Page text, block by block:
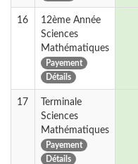
16
12ème Année
Sciences
Mathématiques
Payement
Détails
17
Terminale
Sciences
Mathématiques
Payement
Détails